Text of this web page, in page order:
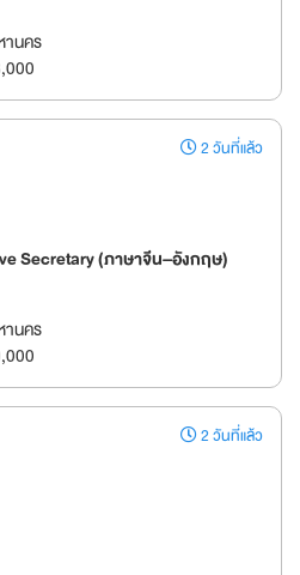
านคร
2 วันที่แล้ว
Secretary (ภาษาจีน–อังกฤษ)
านคร
2 วันที่แล้ว